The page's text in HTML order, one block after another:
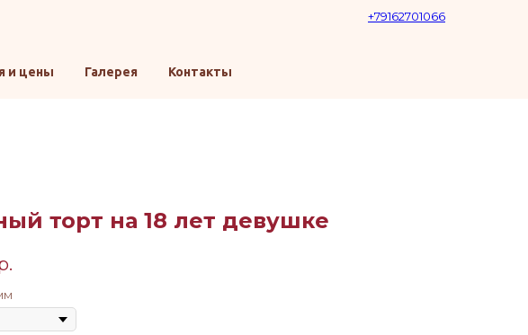
+79162701066
и цены Галерея Контакты
торт на 18 лет девушке